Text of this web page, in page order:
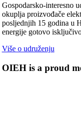
Gospodarsko-interesno
okuplja proizvođače
posljednjih 15 godina u
energije gotovo
Više o udruženju
OIEH is a proud